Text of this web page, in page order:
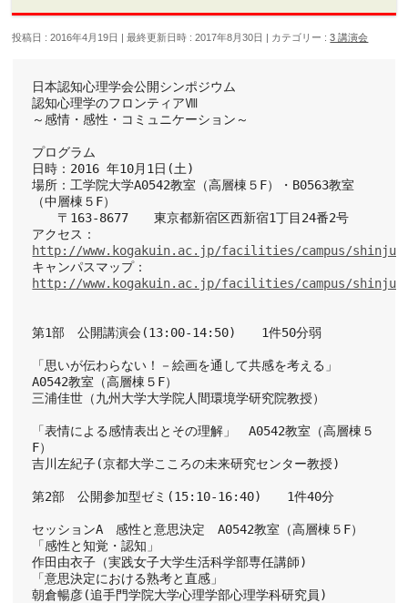
投稿日 : 2016年4月19日 最終更新日時 : 2017年8月30日 カテゴリー :3 講演会
日本認知心理学会公開シンポジウム
認知心理学のフロンティアⅧ
～感情・感性・コミュニケーション～
プログラム
日時：2016 年10月1日(土)
場所：工学院大学A0542教室（高層棟５F）・B0563教室
（中層棟５F）
〒163-8677　　東京都新宿区西新宿1丁目24番2号
アクセス：
http://www.kogakuin.ac.jp/facilities/campus/
キャンパスマップ：
http://www.kogakuin.ac.jp/facilities/campus/
第1部　公開講演会(13:00-14:50)　　1件50分弱
「思いが伝わらない！－絵画を通して共感を考える」
A0542教室（高層棟５F）
三浦佳世（九州大学大学院人間環境学研究院教授）
「表情による感情表出とその理解」　A0542教室（高層棟５
F）
吉川左紀子(京都大学こころの未来研究センター教授)
第2部　公開参加型ゼミ(15:10-16:40)　　1件40分
セッションA　感性と意思決定　A0542教室（高層棟５F）
「感性と知覚・認知」
作田由衣子（実践女子大学生活科学部専任講師)
「意思決定における熟考と直感」
朝倉暢彦(追手門学院大学心理学部心理学科研究員)